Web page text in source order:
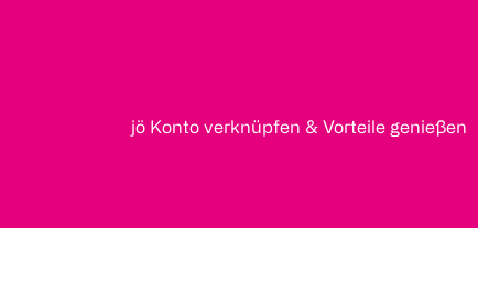
jö Konto verknüpfen & Vorteile genießen